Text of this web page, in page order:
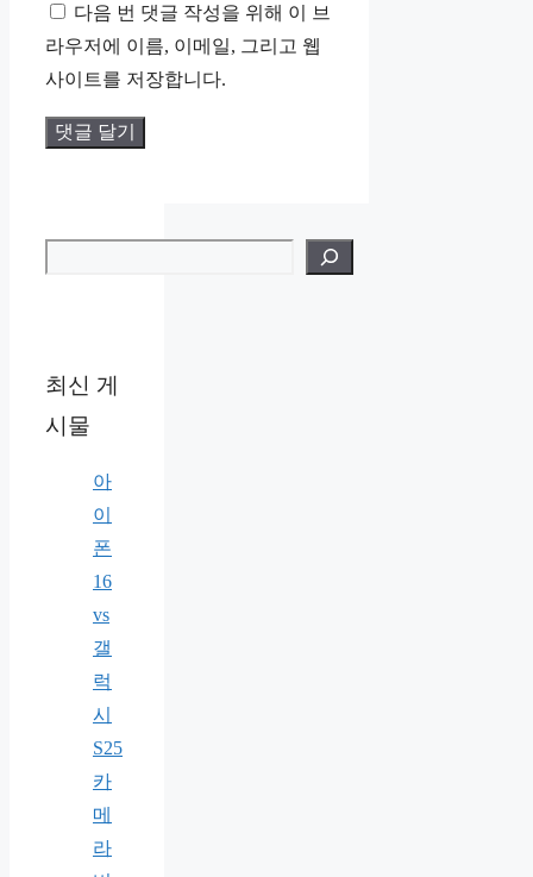
이
트
다음 번 댓글 작성을 위해 이 브
라우저에 이름, 이메일, 그리고 웹
사이트를 저장합니다.
최신 게
시물
아
이
폰
16
vs
갤
럭
시
S25
카
메
라